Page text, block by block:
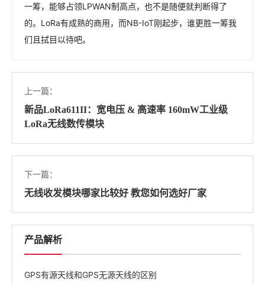
一筹，能够占领LPWAN制高点，也不是随便就判断得了
的。LoRa有成熟的商用，而NB-IoT刚起步，谁更胜一筹我
们且拭目以待吧。
上一篇：
新品LoRa611II：宽电压 & 高速率 160mW工业级
LoRa无线数传模块
下一篇：
无线收发模块哪家比较好 教您如何选好厂家
产品解析
GPS有源天线和GPS无源天线的区别